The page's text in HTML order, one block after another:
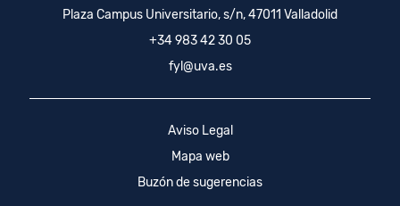
Plaza Campus Universitario, s/n, 47011 Valladolid
+34 983 42 30 05
fyl@uva.es
Aviso Legal
Mapa web
Buzón de sugerencias